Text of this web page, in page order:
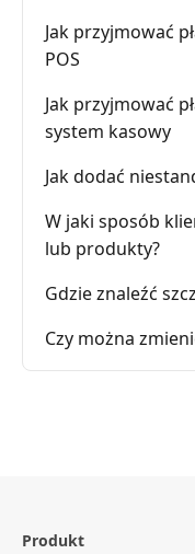
Jak przyjmować
POS
Jak przyjmować
system kasowy
Jak dodać
W jaki sposób
lub produkty?
Gdzie znaleźć
Czy można
Produkt